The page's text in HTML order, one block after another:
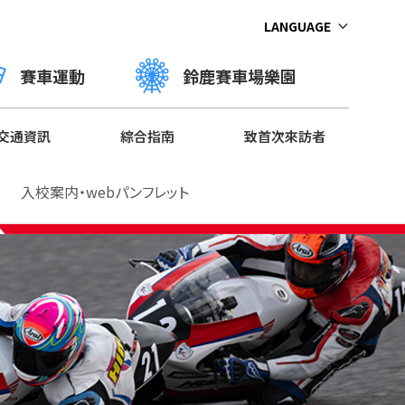
LANGUAGE
賽車運動 鈴鹿賽車場樂園
通資訊 綜合指南 致首次來訪者
入校案内・webパンフレット